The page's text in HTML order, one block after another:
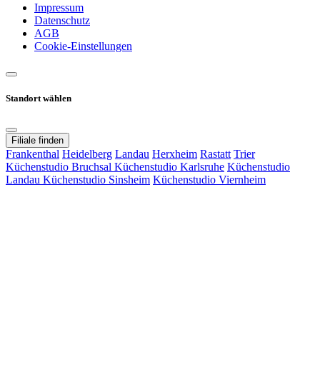
Impressum
Datenschutz
AGB
Cookie-Einstellungen
Standort wählen
Filiale finden
Frankenthal Heidelberg Landau Herxheim Rastatt Trier
Küchenstudio Bruchsal Küchenstudio Karlsruhe Küchenstudio
Landau Küchenstudio Sinsheim Küchenstudio Viernheim